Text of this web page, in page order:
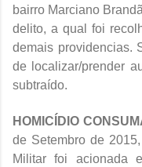
bairro Marciano
delito, a qual foi
demais providencias.
de localizar/prender
subtraído.
HOMICÍDIO
de Setembro de
Militar foi acionada